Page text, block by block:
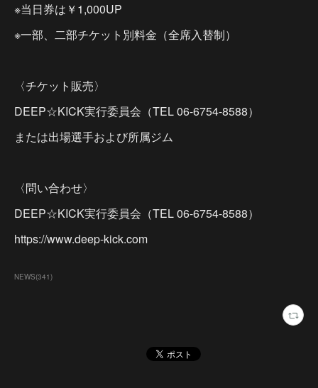
※当日券は￥1,000UP
※一部、二部チケット別料金（全席入替制）
〈チケット販売〉
DEEP☆KICK実行委員会（TEL 06-6754-8588）
または出場選手および所属ジム
〈問い合わせ〉
DEEP☆KICK実行委員会（TEL 06-6754-8588）
https://www.deep-kick.com
NEWS(341)